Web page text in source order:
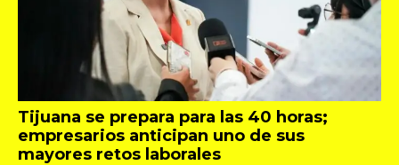
Tijuana se prepara para las 40 horas;
empresarios anticipan uno de sus
mayores retos laborales